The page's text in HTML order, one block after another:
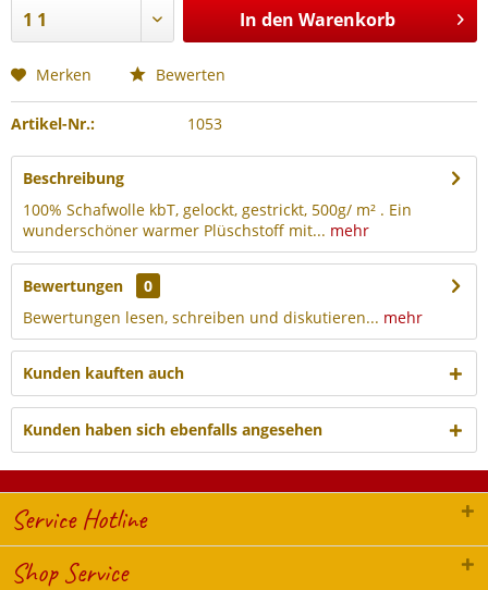
In den Warenkorb
Merken Bewerten
Artikel-Nr.: 1053
Beschreibung
100% Schafwolle kbT, gelockt, gestrickt, 500g/ m² . Ein
wunderschöner warmer Plüschstoff mit... mehr
Bewertungen
0
Bewertungen lesen, schreiben und diskutieren... mehr
Kunden kauften auch
Kunden haben sich ebenfalls angesehen
Service Hotline
Shop Service